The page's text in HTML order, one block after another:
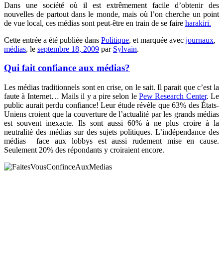
Dans une société où il est extrêmement facile d’obtenir des
nouvelles de partout dans le monde, mais où l’on cherche un point
de vue local, ces médias sont peut-être en train de se faire harakiri.
Cette entrée a été publiée dans Politique, et marquée avec journaux,
médias, le septembre 18, 2009 par Sylvain.
Qui fait confiance aux médias?
Les médias traditionnels sont en crise, on le sait. Il parait que c’est la
faute à Internet… Mails il y a pire selon lePew Research Center. Le
public aurait perdu confiance! Leur étude révèle que 63% des États-
Uniens croient que la couverture de l’actualité par les grands médias
est souvent inexacte. Ils sont aussi 60% à ne plus croire à la
neutralité des médias sur des sujets politiques. L’indépendance des
médias face aux lobbys est aussi rudement mise en cause.
Seulement 20% des répondants y croiraient encore.